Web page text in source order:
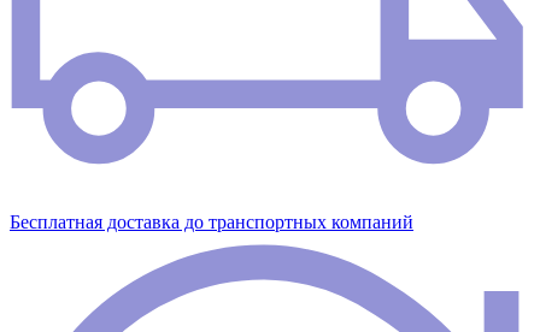
Бесплатная доставка до транспортных компаний